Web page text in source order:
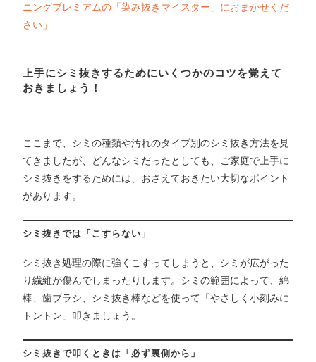
ニングプレミアムの「染み抜きマイスター」におまかせくだ
さい」
上手にシミ抜きするためにいくつかのコツを覚えて
おきましょう！
ここまで、シミの種類や汚れのタイプ別のシミ抜き方法を見
てきましたが、どんなシミだったとしても、ご家庭で上手に
シミ抜きをするためには、おさえておきたい大切なポイント
があります。
シミ抜きでは「こすらない」
シミ抜き処理の際に強くこすってしまうと、シミが広がった
り繊維が傷んでしまったりします。シミの範囲によって、綿
棒、歯ブラシ、シミ抜き棒などを使って「やさしく小刻みに
トントン」叩きましょう。
シミ抜きで叩くときは「必ず裏側から」